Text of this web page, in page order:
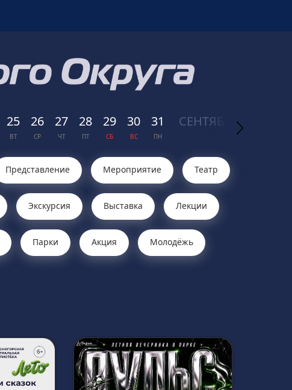
25
ВТ
26
СР
27
ЧТ
28
ПТ
29
СБ
30
ВС
31
ПН
СЕНТЯБРЬ
2026
Представление Мероприятие Театр
Экскурсия Выставка Лекции
Парки Акция Молодёжь